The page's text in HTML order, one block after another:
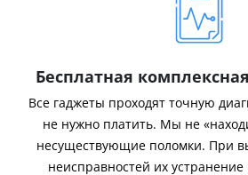
Бесплатная
Все гаджеты проходят точную
не нужно платить. Мы не
несуществующие поломки. При
неисправностей их